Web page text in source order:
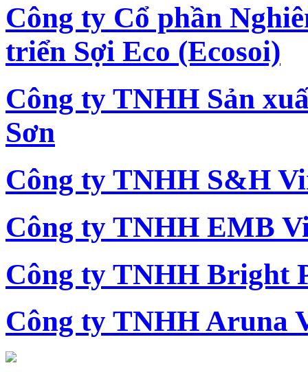
Công ty Cổ phần
triển Sợi Eco (Ecosoi)
Công ty TNHH Sản
Sơn
Công ty TNHH S&H
Công ty TNHH EMB
Công ty TNHH Bright
Công ty TNHH Aruna